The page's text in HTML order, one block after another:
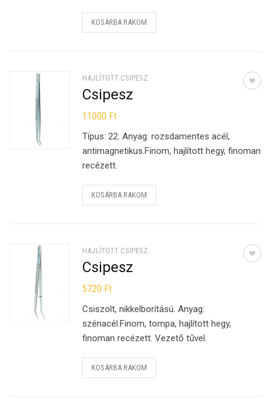
KOSÁRBA RAKOM
HAJLÍTOTT CSIPESZ
Csipesz
11000 Ft
Típus: 22. Anyag: rozsdamentes acél,
antimagnetikus.Finom, hajlított hegy, finoman
recézett.
KOSÁRBA RAKOM
HAJLÍTOTT CSIPESZ
Csipesz
5720 Ft
Csiszolt, nikkelborítású. Anyag:
szénacél.Finom, tompa, hajlított hegy,
finoman recézett. Vezető tűvel.
KOSÁRBA RAKOM